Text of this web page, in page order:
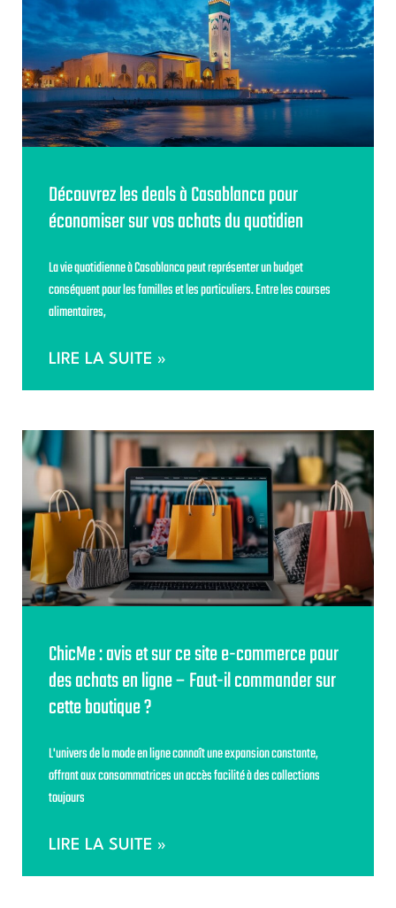
Découvrez les deals à Casablanca pour
économiser sur vos achats du quotidien
La vie quotidienne à Casablanca peut représenter un budget
conséquent pour les familles et les particuliers. Entre les courses
alimentaires,
LIRE LA SUITE »
ChicMe : avis et sur ce site e-commerce pour
des achats en ligne – Faut-il commander sur
cette boutique ?
L'univers de la mode en ligne connaît une expansion constante,
offrant aux consommatrices un accès facilité à des collections
toujours
LIRE LA SUITE »